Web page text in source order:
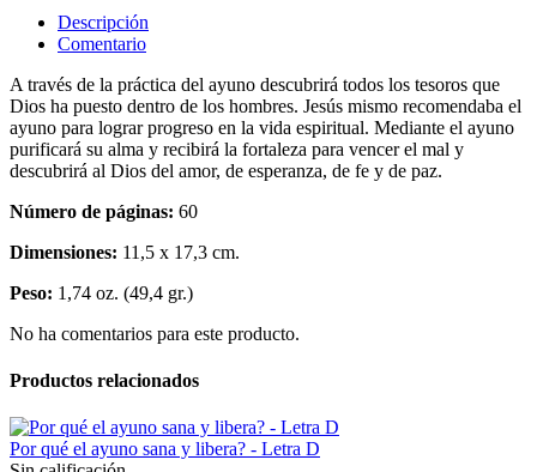
Descripción
Comentario
A través de la práctica del ayuno descubrirá todos los tesoros que
Dios ha puesto dentro de los hombres. Jesús mismo recomendaba el
ayuno para lograr progreso en la vida espiritual. Mediante el ayuno
purificará su alma y recibirá la fortaleza para vencer el mal y
descubrirá al Dios del amor, de esperanza, de fe y de paz.
Número de páginas: 60
Dimensiones: 11,5 x 17,3 cm.
Peso: 1,74 oz. (49,4 gr.)
No ha comentarios para este producto.
Productos relacionados
Por qué el ayuno sana y libera? - Letra D